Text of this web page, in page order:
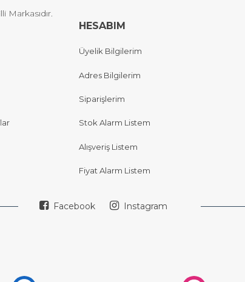
Markasıdır.
HESABIM
Üyelik Bilgilerim
Adres Bilgilerim
Siparişlerim
Stok Alarm Listem
Alışveriş Listem
Fiyat Alarm Listem
Facebook Instagram